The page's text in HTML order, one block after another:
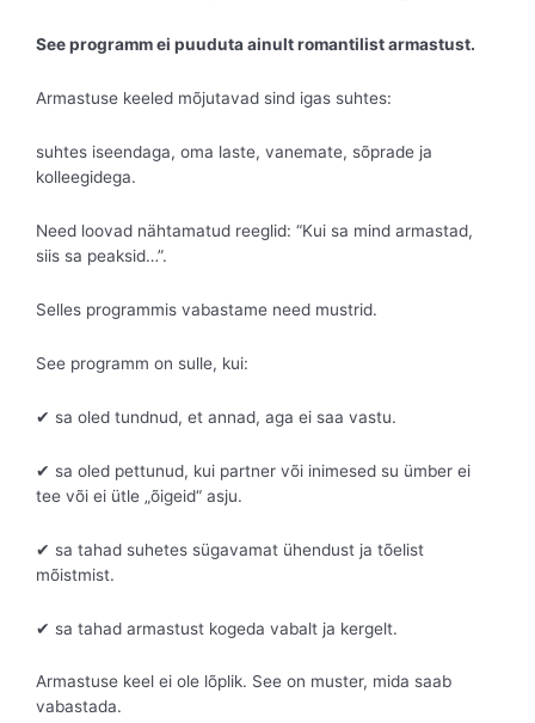
See programm ei puuduta ainult romantilist armastust.
Armastuse keeled mõjutavad sind igas suhtes:
suhtes iseendaga, oma laste, vanemate, sõprade ja
kolleegidega.
Need loovad nähtamatud reeglid: “Kui sa mind armastad,
siis sa peaksid…”.
Selles programmis vabastame need mustrid.
See programm on sulle, kui:
✔ sa oled tundnud, et annad, aga ei saa vastu.
✔ sa oled pettunud, kui partner või inimesed su ümber ei
tee või ei ütle „õigeid“ asju.
✔ sa tahad suhetes sügavamat ühendust ja tõelist
mõistmist.
✔ sa tahad armastust kogeda vabalt ja kergelt.
Armastuse keel ei ole lõplik. See on muster, mida saab
vabastada.